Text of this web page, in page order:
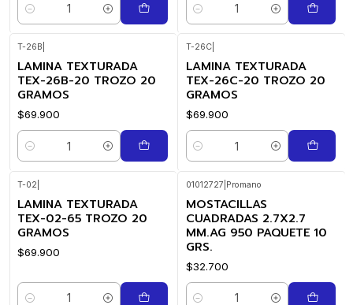
Cantidad Cantidad
T-26B
LAMINA TEXTURADA
TEX-26B-20 TROZO 20
GRAMOS
$69.900
Cantidad
T-26C|
LAMINA TEXTURADA
TEX-26C-20 TROZO 20
GRAMOS
$69.900
Cantidad
T-02
LAMINA TEXTURADA
TEX-02-65 TROZO 20
GRAMOS
$69.900
01012727 Promano
MOSTACILLAS
CUADRADAS 2.7X2.7
MM.AG 950 PAQUETE 10
GRS.
$32.700